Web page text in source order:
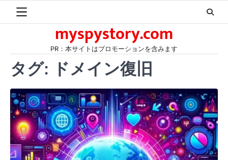
myspystory.com
PR：本サイトはプロモーションを含みます
タグ: ドメイン復旧